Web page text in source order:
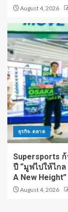
August 4, 2026
ธุรกิจ-ตลาด
Supersports
ปี “มูฟไปให้ไก
A New Height”
August 4, 2026